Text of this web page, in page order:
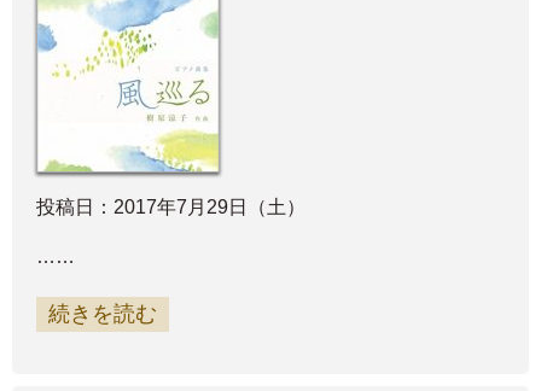
投稿日：2017年7月29日（土）
……
続きを読む